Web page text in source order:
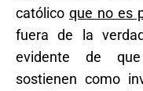
católico que no es
fuera de la
evidente de
sostienen como